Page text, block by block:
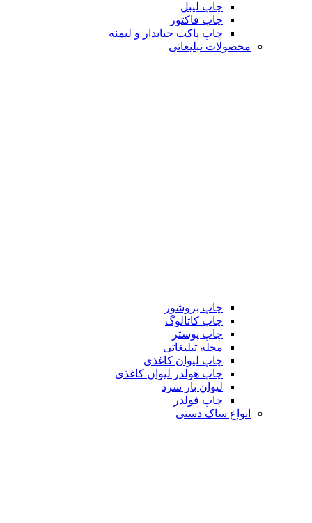
چاپ لیبل
چاپ فاکتور
چاپ پاکت حبابدار و لیمنه
محصولات تبلیغاتی
چاپ بروشور
چاپ کاتالوگ
چاپ پوستر
مجله تبلیغاتی
چاپ لیوان کاغذی
چاپ هولدر لیوان کاغذی
لیوان بار سرد
چاپ فولدر
انواع ساک دستی